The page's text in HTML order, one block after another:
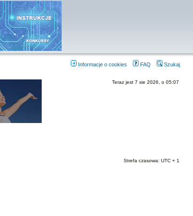
Informacje o cookies FAQ Szukaj
Teraz jest 7 sie 2026, o 05:07
Strefa czasowa: UTC + 1